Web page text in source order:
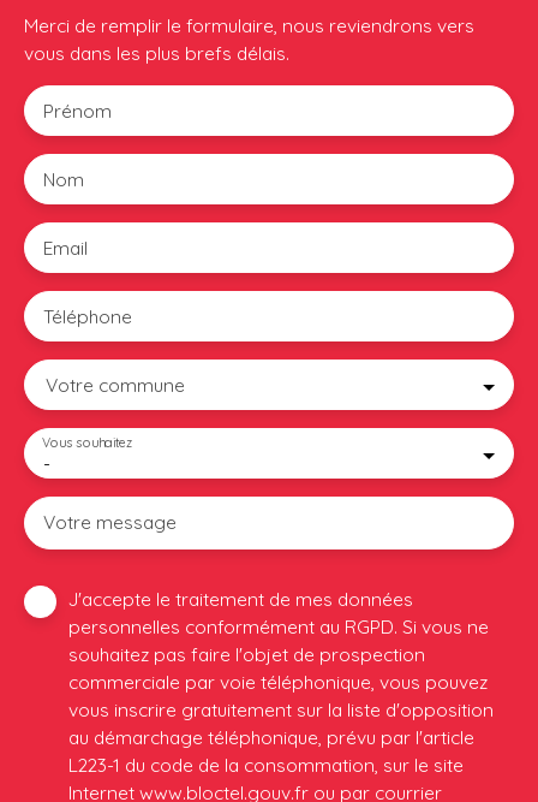
Merci de remplir le formulaire, nous reviendrons vers
vous dans les plus brefs délais.
Prénom
Nom
Email
Téléphone
Votre commune
-
Vous souhaitez
Votre message
J'accepte le traitement de mes données
personnelles conformément au RGPD. Si vous ne
souhaitez pas faire l'objet de prospection
commerciale par voie téléphonique, vous pouvez
vous inscrire gratuitement sur la liste d'opposition
au démarchage téléphonique, prévu par l'article
L223-1 du code de la consommation, sur le site
Internet www.bloctel.gouv.fr ou par courrier